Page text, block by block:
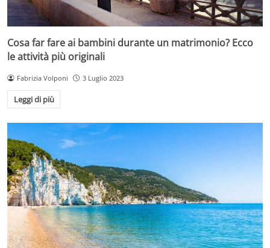
Cosa far fare ai bambini durante un matrimonio? Ecco
le attività più originali
Fabrizia Volponi 3 Luglio 2023
Leggi di più